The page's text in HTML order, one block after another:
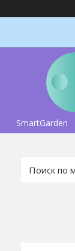
SmartGarden